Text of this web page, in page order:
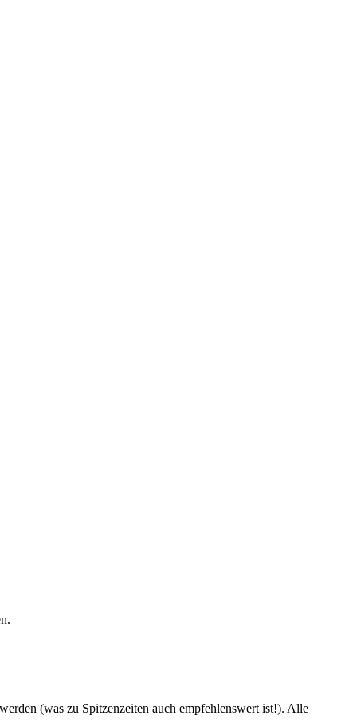
(was zu Spitzenzeiten auch empfehlenswert ist!). Alle